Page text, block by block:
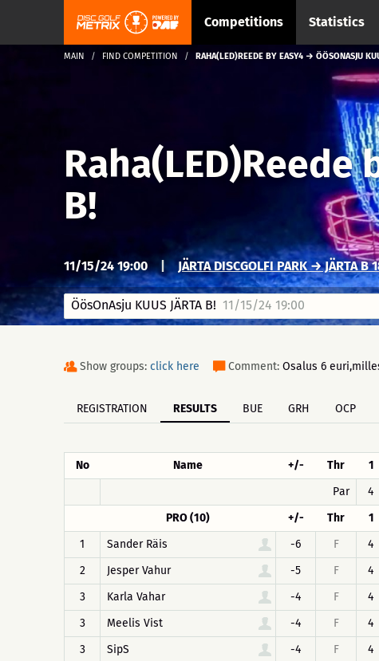
Competitions Statistics
MAIN FIND COMPETITION RAHA(LED)REEDE BY EASY4 → ÖÖSONASJU
Raha(LED)Reede
B!
11/15/24 19:00 | JÄRTA DISCGOLFI PARK → JÄRTA B
ÖösOnAsju KUUS JÄRTA B! 11/15/24 19:00
Show groups: click here Comment: Osalus 6
REGISTRATION RESULTS BUE GRH OCP
No Name +/- Thr 1
Par
4
PRO (10)
+/- Thr 1
1
Sander Räis -6 F 4
2
Jesper Vahur -5 F 4
3
Karla Vahar -4 F 4
3
Meelis Vist -4 F 4
3
SipS -4 F 4